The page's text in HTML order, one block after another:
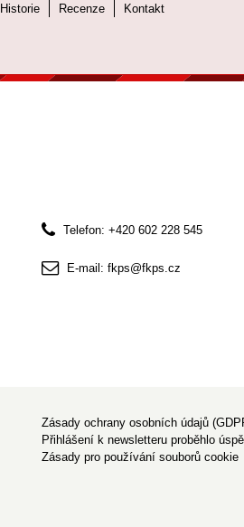
Historie Recenze Kontakt
Telefon: +420 602 228 545
E-mail: fkps@fkps.cz
Zásady ochrany osobních údajů
Přihlášení k newsletteru proběhlo
Zásady pro používání souborů cookie